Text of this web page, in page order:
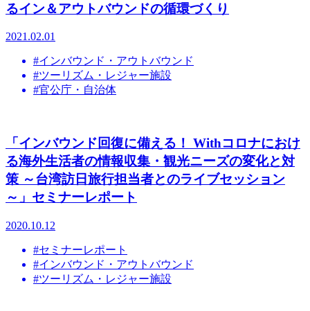
るイン＆アウトバウンドの循環づくり
2021.02.01
#インバウンド・アウトバウンド
#ツーリズム・レジャー施設
#官公庁・自治体
「インバウンド回復に備える！ Withコロナにおけ
る海外生活者の情報収集・観光ニーズの変化と対
策 ～台湾訪日旅行担当者とのライブセッション
～」セミナーレポート
2020.10.12
#セミナーレポート
#インバウンド・アウトバウンド
#ツーリズム・レジャー施設